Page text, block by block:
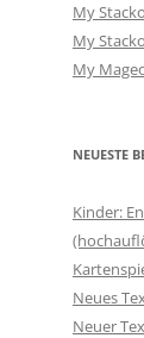
My
My
My
NEUESTE
Kinder:
Neues
Neuer